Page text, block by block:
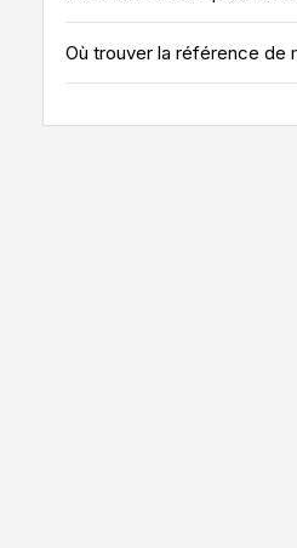
Où trouver la référence de